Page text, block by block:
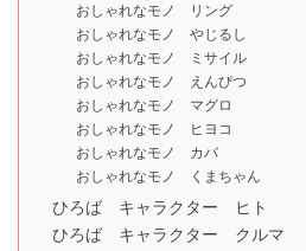
おしゃれなモノ リング
おしゃれなモノ やじるし
おしゃれなモノ ミサイル
おしゃれなモノ えんぴつ
おしゃれなモノ マグロ
おしゃれなモノ ヒヨコ
おしゃれなモノ カバ
おしゃれなモノ くまちゃん
ひろば キャラクター ヒト
ひろば キャラクター クルマ